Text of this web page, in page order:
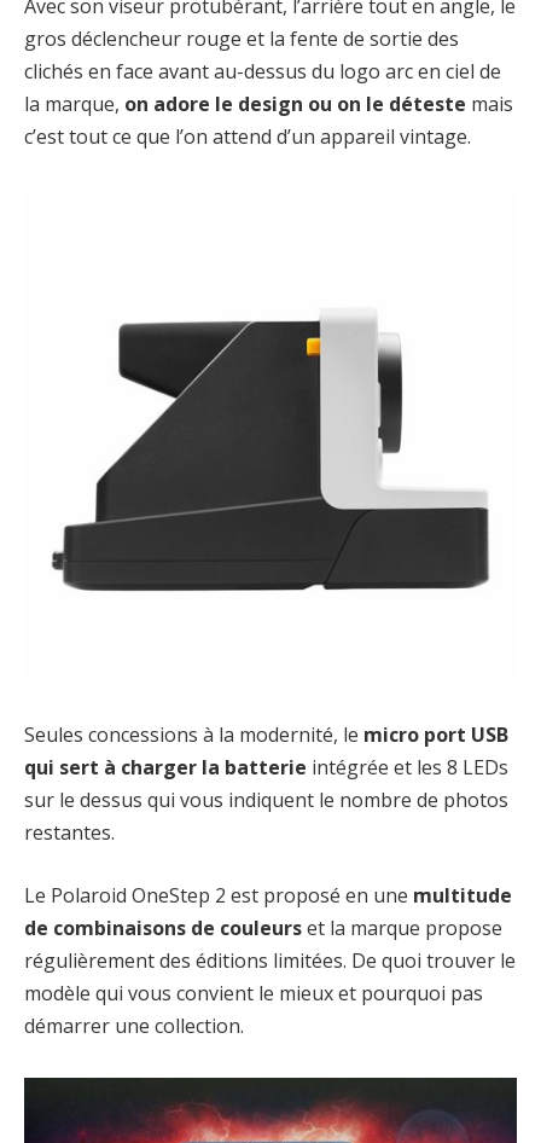
Avec son viseur protubérant, l’arrière tout en angle, le
gros déclencheur rouge et la fente de sortie des
clichés en face avant au-dessus du logo arc en ciel de
la marque, on adore le design ou on le déteste mais
c’est tout ce que l’on attend d’un appareil vintage.
Seules concessions à la modernité, le micro port USB
qui sert à charger la batterie intégrée et les 8 LEDs
sur le dessus qui vous indiquent le nombre de photos
restantes.
Le Polaroid OneStep 2 est proposé en une multitude
de combinaisons de couleurset la marque propose
régulièrement des éditions limitées. De quoi trouver le
modèle qui vous convient le mieux et pourquoi pas
démarrer une collection.